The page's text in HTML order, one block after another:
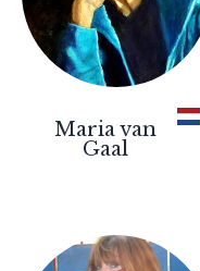
Maria van
Gaal